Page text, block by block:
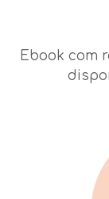
Ebook com